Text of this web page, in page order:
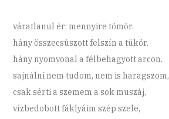
váratlanul ér: mennyire tömör.
hány összecsúszott felszín a tükör.
hány nyomvonal a félbehagyott arcon.
sajnálni nem tudom, nem is haragszom,
csak sérti a szemem a sok muszáj,
vízbedobott fáklyáim szép szele,